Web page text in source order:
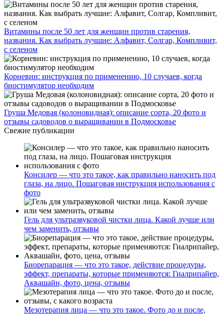
Витамины после 50 лет для женщин против старения,
названия. Как выбрать лучшие: Алфавит, Солгар, Компливит,
с селеном
Корневин: инструкция по применению, 10 случаев, когда
биостимулятор необходим
Груша Медовая (колоновидная): описание сорта, 20 фото и
отзывы садоводов о выращивании в Подмосковье
Свежие публикации
Консилер — что это такое, как правильно наносить под
глаза, на лицо. Пошаговая инструкция использования с
фото
Гель для ультразвуковой чистки лица. Какой лучше или
чем заменить, отзывы
Биорепарация — что это такое, действие процедуры,
эффект, препараты, которые применяются: Гиалрипайер,
Аквашайн, фото, цена, отзывы
Мезотерапия лица — что это такое. Фото до и после,